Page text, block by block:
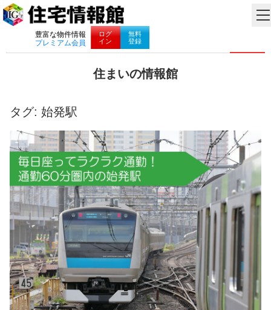
豊富な物件情報
プレミアム会員
ログ
イン
無料
登録
ナビゲーション
住まいの情報館
い
と
暮
ら
立
つ
情
報
お
届
け
し
ま
す
タグ: 始発駅